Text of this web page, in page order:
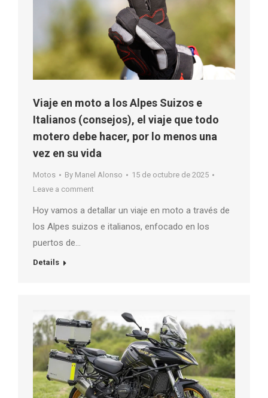
Viaje en moto a los Alpes Suizos e
Italianos (consejos), el viaje que todo
motero debe hacer, por lo menos una
vez en su vida
Motos By Manel Alonso
15 de octubre de 2025
Leave a comment
Hoy vamos a detallar un viaje en moto a través de
los Alpes suizos e italianos, enfocado en los
puertos de…
Details